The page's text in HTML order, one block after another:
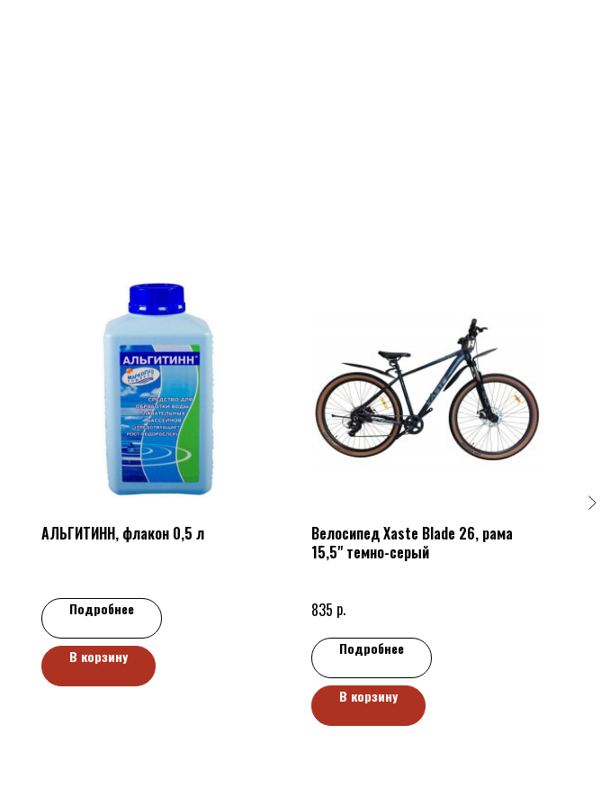
АЛЬГИТИНН, флакон 0,5 л
Подробнее
В корзину
Велосипед Xaste Blade 26, рама
15,5" темно-серый
835 р.
Подробнее
В корзину